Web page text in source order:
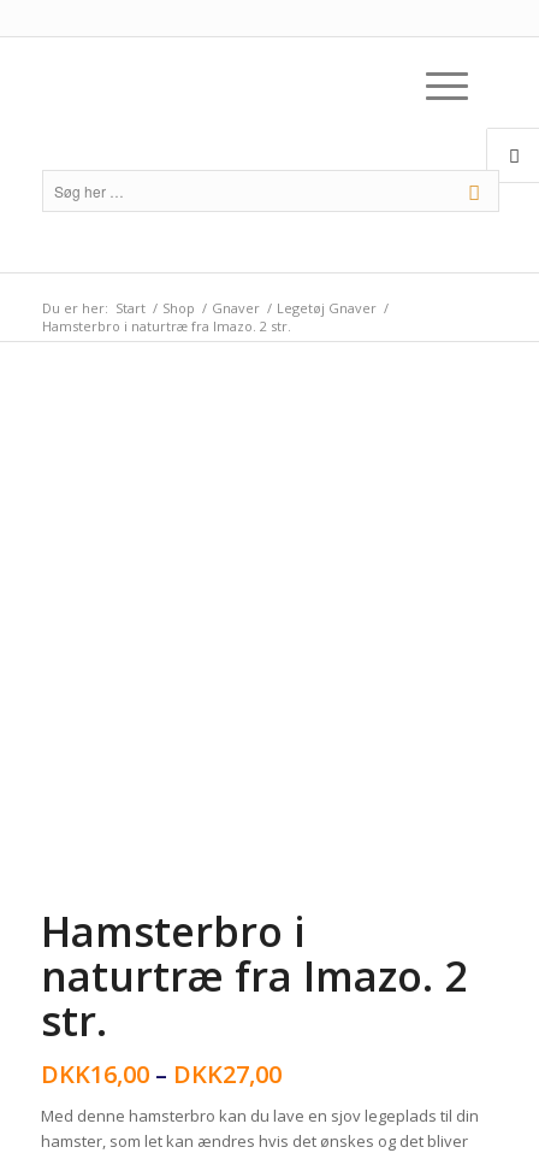
Du er her: Start / Shop / Gnaver / Legetøj Gnaver /
Hamsterbro i naturtræ fra Imazo. 2 str.
Hamsterbro i
naturtræ fra Imazo. 2
str.
DKK16,00– DKK27,00
Med denne hamsterbro kan du lave en sjov legeplads til din
hamster, som let kan ændres hvis det ønskes og det bliver